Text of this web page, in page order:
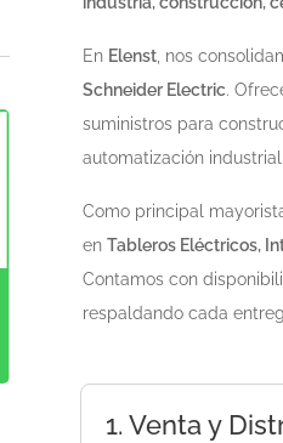
En Elenst, nos
Schneider Electric.
suministros para
automatización industrial.
Como principal
en Tableros Eléctricos,
Contamos con
respaldando cada
1. Venta y